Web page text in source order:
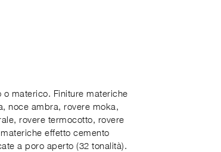
materico. Finiture materiche
noce ambra, rovere moka,
rovere termocotto, rovere
effetto cemento
a poro aperto (32 tonalità).